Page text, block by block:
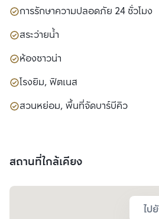
การรักษาความปลอดภัย 24 ชั่วโมง
สระว่ายน้ำ
ห้องซาวน่า
โรงยิม, ฟิตเนส
สวนหย่อม, พื้นที่จัดบาร์บีคิว
สถานที่ใกล้เคียง
ไป